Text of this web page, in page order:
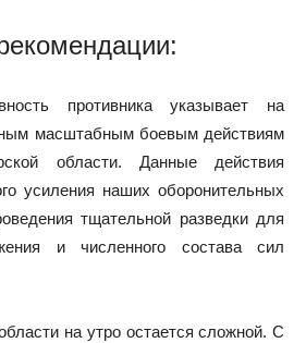
противника указывает на
масштабным боевым действиям
области. Данные действия
усиления наших оборонительных
тщательной разведки для
и численного состава сил
на утро остается сложной. С